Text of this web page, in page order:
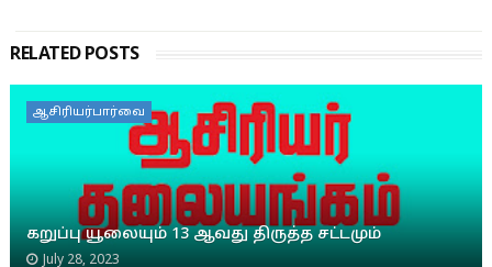
RELATED POSTS
ஆசிரியர்பார்வை
கறுப்பு யூலையும் 13 ஆவது திருத்த சட்டமும்
July 28, 2023